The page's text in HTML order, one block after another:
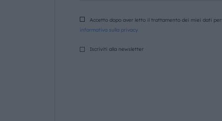
Accetto dopo aver letto il trattamento dei miei dati
informativa sulla privacy
Iscriviti alla newsletter